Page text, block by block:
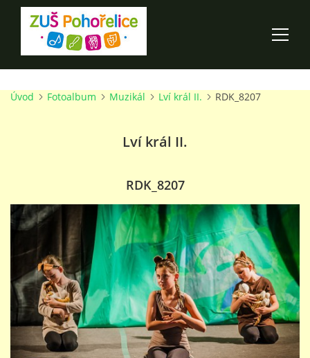
ÚVOD
100 LET ZUŠ POHOŘELICE
O ŠKOLE
PRO RODIČE
TALENTOVÉ ZKOUŠKY
STUDIJNÍ OBORY
Úvod Fotoalbum Muzikál Lví král II. RDK_8207
Lví král II.
RDK_8207